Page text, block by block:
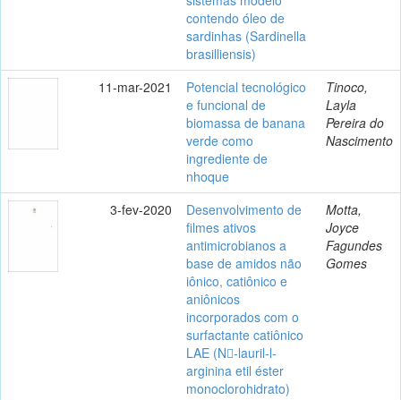
contendo óleo de
sardinhas (Sardinella
brasilliensis)
11-mar-2021
Potencial tecnológico
e funcional de
biomassa de banana
verde como
ingrediente de
nhoque
Tinoco,
Layla
Pereira do
Nascimento
3-fev-2020
Desenvolvimento de
filmes ativos
antimicrobianos a
base de amidos não
iônico, catiônico e
aniônicos
incorporados com o
surfactante catiônico
LAE (N-lauril-l-
arginina etil éster
monoclorohidrato)
Motta,
Joyce
Fagundes
Gomes